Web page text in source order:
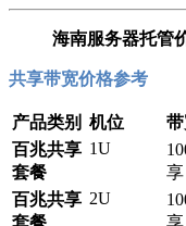
海南服务器托管
共享带宽价格参考
产品类别 机位
百兆共享
套餐
1U
享
百兆共享
套餐
2U
享